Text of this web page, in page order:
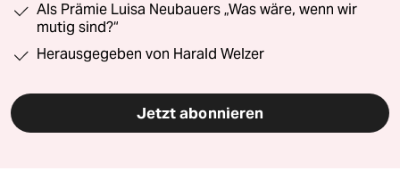
Als Prämie Luisa Neubauers „Was wäre, wenn wir
mutig sind?“
Herausgegeben von Harald Welzer
Jetzt abonnieren